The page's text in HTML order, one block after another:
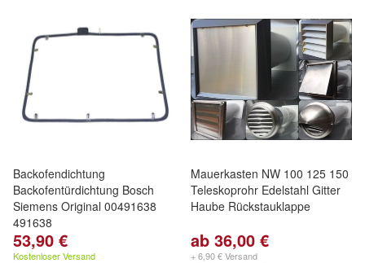
Backofendichtung
Backofentürdichtung Bosch
Siemens Original 00491638
491638
53,90 €
Kostenloser Versand
Mauerkasten NW 100 125 150
Teleskoprohr Edelstahl Gitter
Haube Rückstauklappe
ab 36,00 €
+ 6,90 € Versand